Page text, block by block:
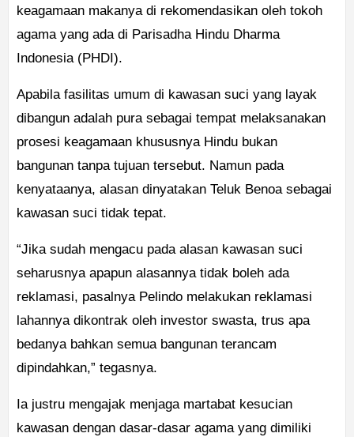
keagamaan makanya di rekomendasikan oleh tokoh
agama yang ada di Parisadha Hindu Dharma
Indonesia (PHDI).
Apabila fasilitas umum di kawasan suci yang layak
dibangun adalah pura sebagai tempat melaksanakan
prosesi keagamaan khususnya Hindu bukan
bangunan tanpa tujuan tersebut. Namun pada
kenyataanya, alasan dinyatakan Teluk Benoa sebagai
kawasan suci tidak tepat.
“Jika sudah mengacu pada alasan kawasan suci
seharusnya apapun alasannya tidak boleh ada
reklamasi, pasalnya Pelindo melakukan reklamasi
lahannya dikontrak oleh investor swasta, trus apa
bedanya bahkan semua bangunan terancam
dipindahkan,” tegasnya.
Ia justru mengajak menjaga martabat kesucian
kawasan dengan dasar-dasar agama yang dimiliki